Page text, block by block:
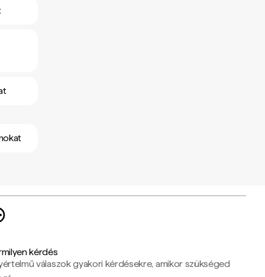
kérdés
válaszok gyakori kérdésekre, amikor szükséged